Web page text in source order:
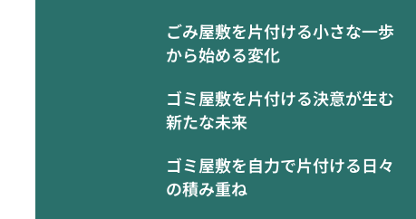
ごみ屋敷を片付ける小さな一歩
から始める変化
ゴミ屋敷を片付ける決意が生む
新たな未来
ゴミ屋敷を自力で片付ける日々
の積み重ね